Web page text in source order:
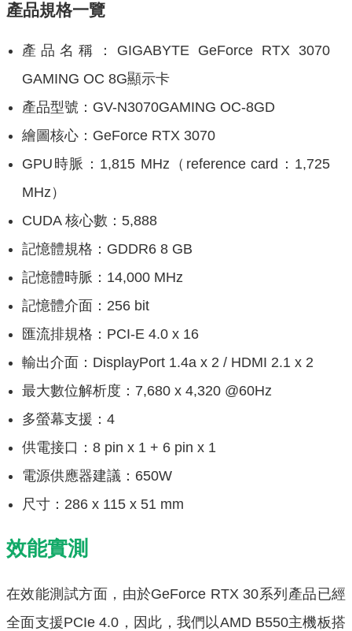
產品規格一覽
產品名稱：GIGABYTE GeForce RTX 3070
GAMING OC 8G顯示卡
產品型號：GV-N3070GAMING OC-8GD
繪圖核心：GeForce RTX 3070
GPU時脈：1,815 MHz（reference card：1,725
MHz）
CUDA 核心數：5,888
記憶體規格：GDDR6 8 GB
記憶體時脈：14,000 MHz
記憶體介面：256 bit
匯流排規格：PCI-E 4.0 x 16
輸出介面：DisplayPort 1.4a x 2 / HDMI 2.1 x 2
最大數位解析度：7,‎680 x 4,320 @60Hz
多螢幕支援：4
‎供電接口：8‎ pin x 1 + 6 pin x 1
電源供應器建議：6‎50W
尺寸：286 x 115 x 51 mm
效能實測
在效能測試方面，由於GeForce RTX 30系列產品已經
全面支援PCIe 4.0，因此，我們以AMD B550主機板搭